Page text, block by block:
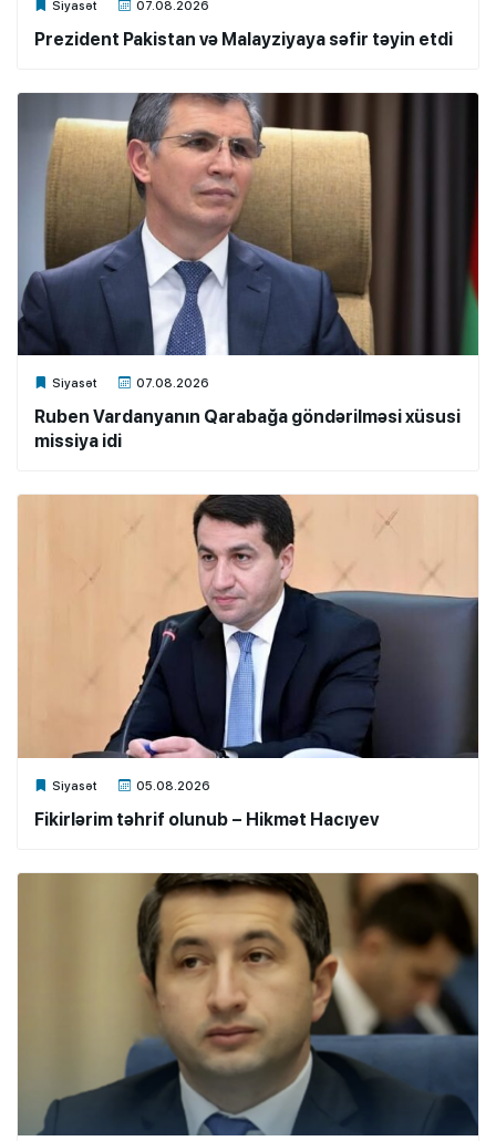
Siyasət 07.08.2026
Xalq.Online
Prezident Pakistan və Malayziyaya səfir təyin etdi
Siyasət 07.08.2026
Xalq.Online
Ruben Vardanyanın Qarabağa göndərilməsi xüsusi
missiya idi
Siyasət 05.08.2026
Xalq.Online
Fikirlərim təhrif olunub – Hikmət Hacıyev